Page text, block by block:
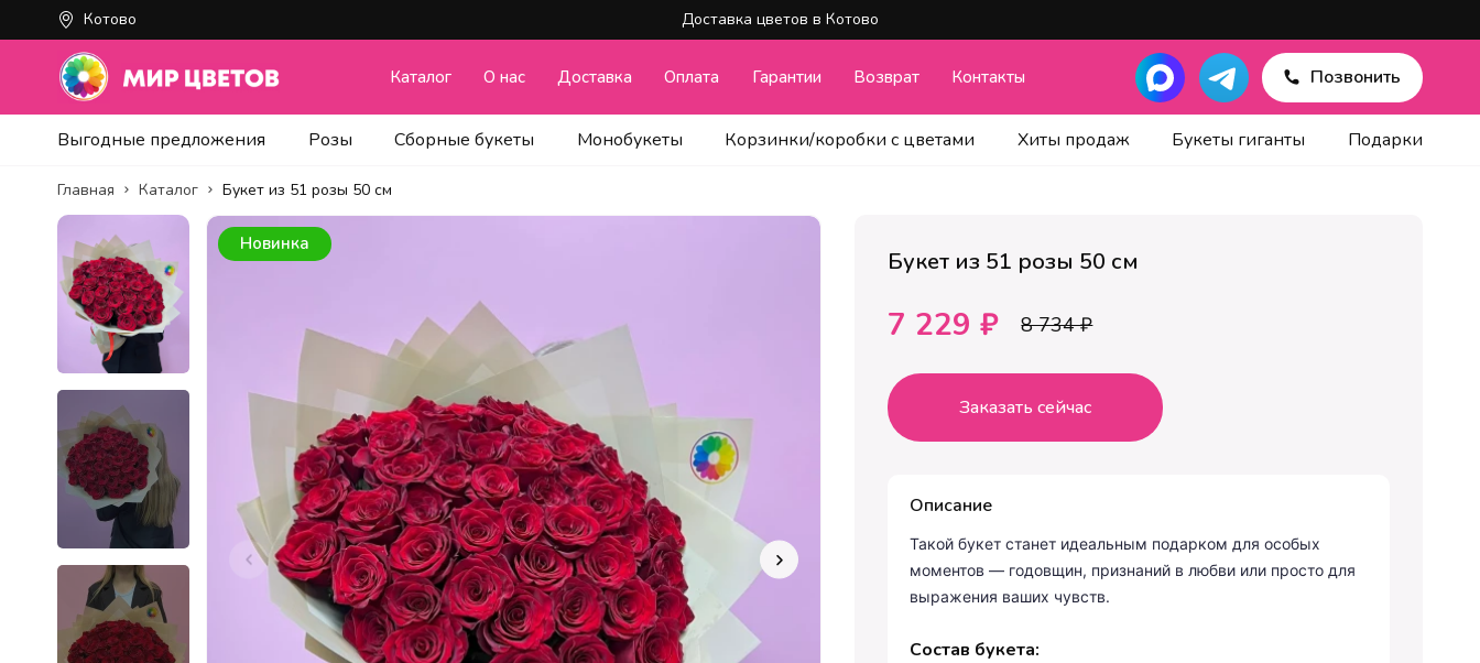
Котово Доставка цветов в Котово
Каталог О нас Доставка Оплата Гарантии Возврат Контакты Позвонить
Выгодные предложения Розы Сборные букеты Монобукеты Корзинки/коробки с цветами Хиты продаж Букеты гиганты Подарки
Главная Каталог Букет из 51 розы 50 см
Новинка
Букет из 51 розы 50 см
7 229 ₽ 8 734 ₽
Заказать сейчас
Описание
Такой букет станет идеальным подарком для особых
моментов — годовщин, признаний в любви или просто для
выражения ваших чувств.
Состав букета: